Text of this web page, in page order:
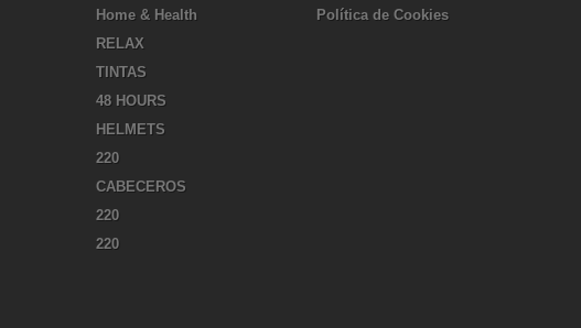
Home & Health
RELAX
TINTAS
48 HOURS
HELMETS
220
CABECEROS
220
220
Política de Cookies